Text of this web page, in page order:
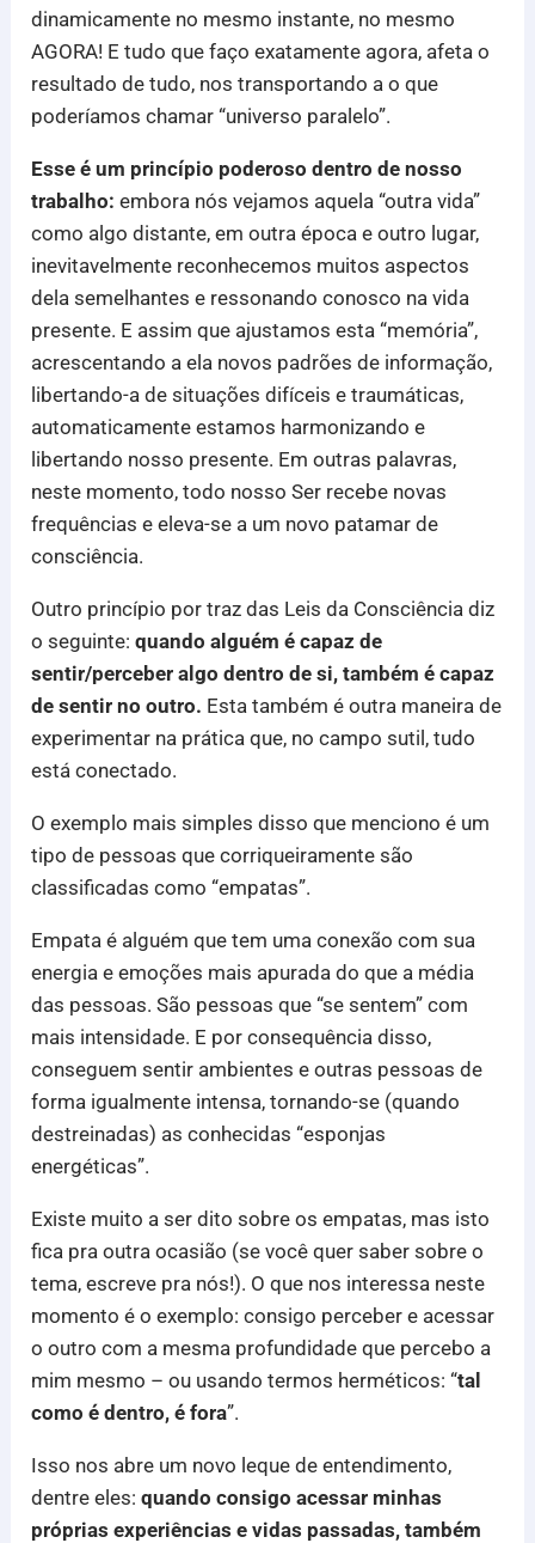
dinamicamente no mesmo instante, no mesmo
AGORA! E tudo que faço exatamente agora, afeta o
resultado de tudo, nos transportando a o que
poderíamos chamar “universo paralelo”.
Esse é um princípio poderoso dentro de nosso
trabalho: embora nós vejamos aquela “outra vida”
como algo distante, em outra época e outro lugar,
inevitavelmente reconhecemos muitos aspectos
dela semelhantes e ressonando conosco na vida
presente. E assim que ajustamos esta “memória”,
acrescentando a ela novos padrões de informação,
libertando-a de situações difíceis e traumáticas,
automaticamente estamos harmonizando e
libertando nosso presente. Em outras palavras,
neste momento, todo nosso Ser recebe novas
frequências e eleva-se a um novo patamar de
consciência.
Outro princípio por traz das Leis da Consciência diz
o seguinte:quando alguém é capaz de
sentir/perceber algo dentro de si, também é capaz
de sentir no outro. Esta também é outra maneira de
experimentar na prática que, no campo sutil, tudo
está conectado.
O exemplo mais simples disso que menciono é um
tipo de pessoas que corriqueiramente são
classificadas como “empatas”.
Empata é alguém que tem uma conexão com sua
energia e emoções mais apurada do que a média
das pessoas. São pessoas que “se sentem” com
mais intensidade. E por consequência disso,
conseguem sentir ambientes e outras pessoas de
forma igualmente intensa, tornando-se (quando
destreinadas) as conhecidas “esponjas
energéticas”.
Existe muito a ser dito sobre os empatas, mas isto
fica pra outra ocasião (se você quer saber sobre o
tema, escreve pra nós!). O que nos interessa neste
momento é o exemplo: consigo perceber e acessar
o outro com a mesma profundidade que percebo a
mim mesmo – ou usando termos herméticos: “tal
como é dentro, é fora”.
Isso nos abre um novo leque de entendimento,
dentre eles:quando consigo acessar minhas
próprias experiências e vidas passadas, também